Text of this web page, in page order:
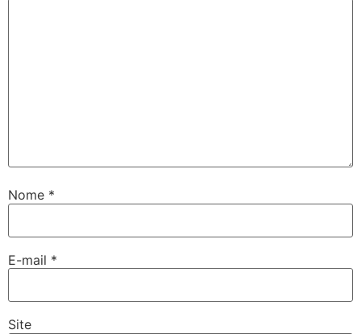
Nome *
E-mail *
Site